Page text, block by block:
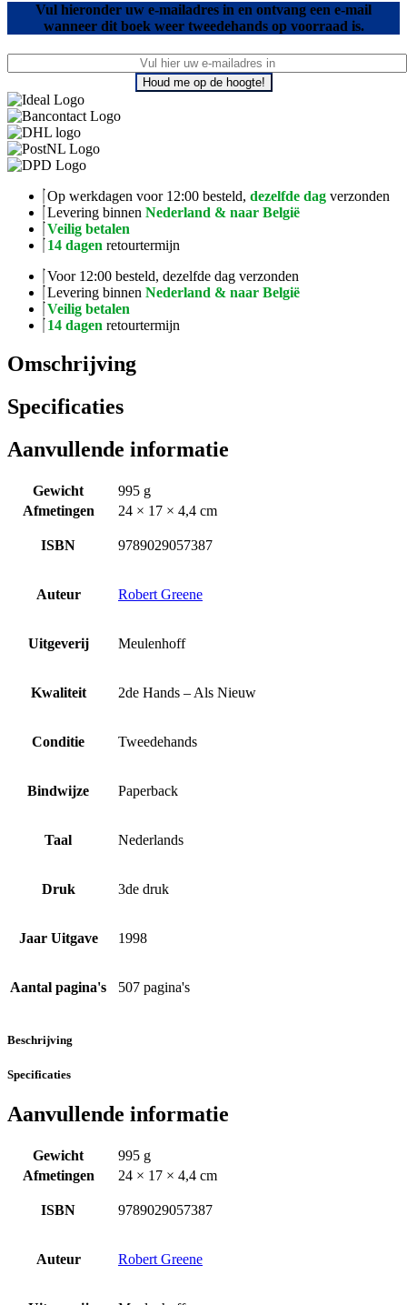
Vul hieronder uw e-mailadres in en ontvang een e-mail
wanneer dit boek weer tweedehands op voorraad is.
Houd me op de hoogte!
Op werkdagen voor 12:00 besteld, dezelfde dag verzonden
Levering binnen Nederland & naar België
Veilig betalen
14 dagen retourtermijn
Voor 12:00 besteld, dezelfde dag verzonden
Levering binnen Nederland & naar België
Veilig betalen
14 dagen retourtermijn
Omschrijving
Specificaties
Aanvullende informatie
Gewicht
995 g
Afmetingen
24 × 17 × 4,4 cm
ISBN 9789029057387
Auteur Robert Greene
Uitgeverij Meulenhoff
Kwaliteit 2de Hands – Als Nieuw
Conditie Tweedehands
Bindwijze Paperback
Taal Nederlands
Druk 3de druk
Jaar Uitgave 1998
Aantal pagina's 507 pagina's
Beschrijving
Specificaties
Aanvullende informatie
Gewicht
995 g
Afmetingen
24 × 17 × 4,4 cm
ISBN 9789029057387
Auteur Robert Greene